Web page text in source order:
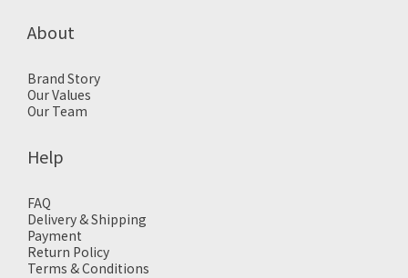
About
Brand Story
Our Values
Our Team
Help
FAQ
Delivery & Shipping
Payment
Return Policy
Terms & Conditions